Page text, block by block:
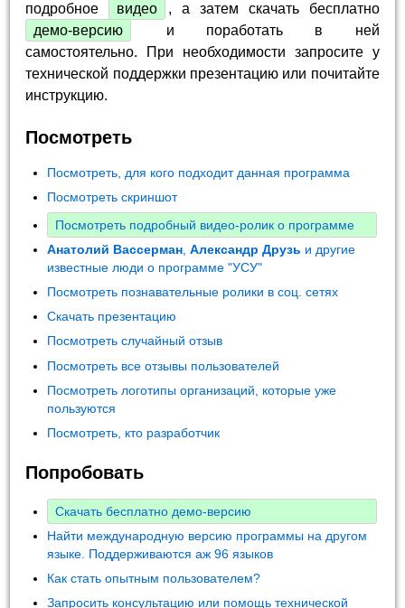
подробное
видео
, а затем скачать бесплатно
демо-версию
и поработать в ней
самостоятельно. При необходимости запросите у
технической поддержки презентацию или почитайте
инструкцию.
Посмотреть
Посмотреть, для кого подходит данная программа
Посмотреть скриншот
Посмотреть подробный видео-ролик о программе
Анатолий Вассерман ,Александр Друзь и другие
известные люди о программе "УСУ"
Посмотреть познавательные ролики в соц. сетях
Скачать презентацию
Посмотреть случайный отзыв
Посмотреть все отзывы пользователей
Посмотреть логотипы организаций, которые уже
пользуются
Посмотреть, кто разработчик
Попробовать
Скачать бесплатно демо-версию
Найти международную версию программы на другом
языке. Поддерживаются аж 96 языков
Как стать опытным пользователем?
Запросить консультацию или помощь технической